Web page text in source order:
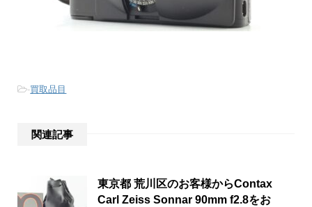
-買取品目
関連記事
東京都 荒川区のお客様からContax
Carl Zeiss Sonnar 90mm f2.8をお